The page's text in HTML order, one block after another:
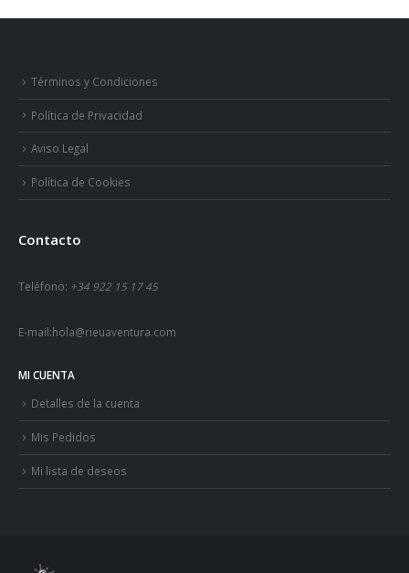
Términos y Condiciones
Política de Privacidad
Aviso Legal
Política de Cookies
Contacto
Teléfono: +34 922 15 17 45
E-mail:hola@rieuaventura.com
MI CUENTA
Detalles de la cuenta
Mis Pedidos
Mi lista de deseos